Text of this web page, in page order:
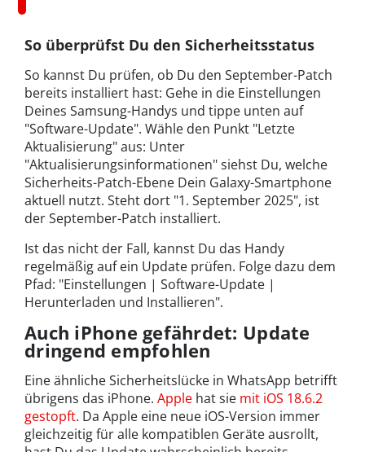
So überprüfst Du den Sicherheitsstatus
So kannst Du prüfen, ob Du den September-Patch
bereits installiert hast: Gehe in die Einstellungen
Deines Samsung-Handys und tippe unten auf
"Software-Update". Wähle den Punkt "Letzte
Aktualisierung" aus: Unter
"Aktualisierungsinformationen" siehst Du, welche
Sicherheits-Patch-Ebene Dein Galaxy-Smartphone
aktuell nutzt. Steht dort "1. September 2025", ist
der September-Patch installiert.
Ist das nicht der Fall, kannst Du das Handy
regelmäßig auf ein Update prüfen. Folge dazu dem
Pfad: "Einstellungen | Software-Update |
Herunterladen und Installieren".
Auch iPhone gefährdet: Update
dringend empfohlen
Eine ähnliche Sicherheitslücke in WhatsApp betrifft
übrigens das iPhone. Apple hat sie mit iOS 18.6.2
gestopft. Da Apple eine neue iOS-Version immer
gleichzeitig für alle kompatiblen Geräte ausrollt,